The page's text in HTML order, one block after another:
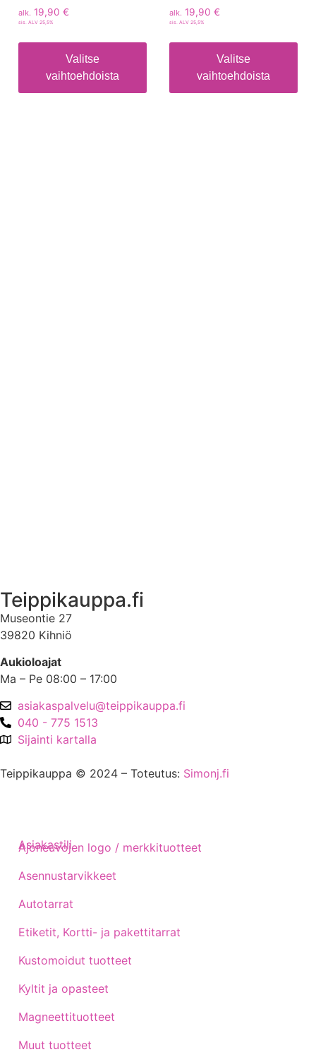
alk. 19,90 €
sis. ALV 25,5%
Valitse
vaihtoehdoista
alk. 19,90 €
sis. ALV 25,5%
Valitse
vaihtoehdoista
Teippikauppa.fi
Museontie 27
39820 Kihniö
Aukioloajat
Ma – Pe 08:00 – 17:00
asiakaspalvelu@teippikauppa.fi
040 - 775 1513
Sijainti kartalla
Teippikauppa © 2024 – Toteutus: Simonj.fi
Ajoneuvojen logo / merkkituotteet
Asennustarvikkeet
Autotarrat
Etiketit, Kortti- ja pakettitarrat
Kustomoidut tuotteet
Kyltit ja opasteet
Magneettituotteet
Muut tuotteet
Asiakastili